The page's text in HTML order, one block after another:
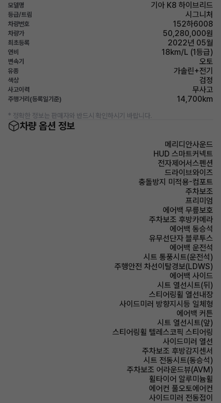
모델명 기아 K8 하이브리드
등급/트림 시그니처
차량번호 152하6008
차량가 50,280,000원
최초등록 2022년 05월
연비 18km/L (1등급)
변속기 오토
유종 가솔린+전기
색상 검정
사고이력 무사고
주행거리(등록일기준) 14,700km
* 정확한 정보는 판매자와 반드시 확인하시기 바랍니다.
차량 옵션 정보
메리디안사운드
HUD 스마트커넥트
전자제어서스펜션
드라이브와이즈
충돌방지 미적용-컴포트
주차보조
프리미엄
에어백 무릎보호
주차보조 후방카메라
에어백 동승석
유무선단자 블루투스
에어백 운전석
시트 통풍시트(운전석)
주행안전 차선이탈경보(LDWS)
에어백 사이드
시트 열선시트(뒤)
스티어링휠 열선내장
사이드미러 방향지시등 일체형
에어백 커튼
시트 열선시트(앞)
스티어링휠 텔레스코픽 스티어링
사이드미러 열선
주차보조 후방감지센서
시트 전동시트(동승석)
주차보조 어라운드뷰(AVM)
휠타이어 알루미늄휠
에어컨 풀오토에어컨
사이드미러 전동접이